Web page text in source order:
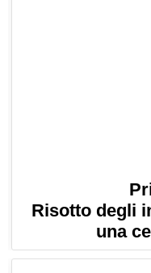
Risotto degli
una